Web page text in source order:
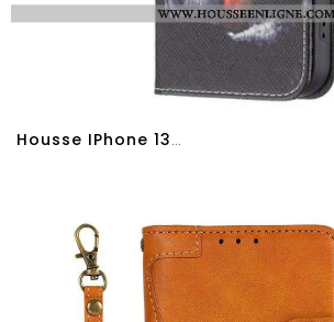
Housse IPhone 13 Pro Max Ours Dangereux